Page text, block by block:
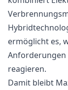
ermöglicht es,
reagieren.
Damit bleibt